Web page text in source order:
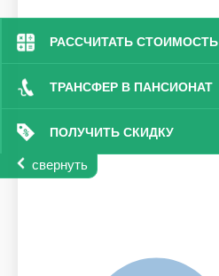
РАССЧИТАТЬ СТОИМОСТЬ
ТРАНСФЕР В ПАНСИОНАТ
ПОЛУЧИТЬ СКИДКУ
свернуть